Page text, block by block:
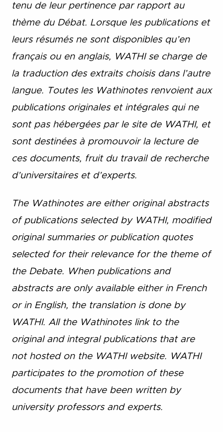
tenu de leur pertinence par rapport au
thème du Débat. Lorsque les publications et
leurs résumés ne sont disponibles qu’en
français ou en anglais, WATHI se charge de
la traduction des extraits choisis dans l’autre
langue. Toutes les Wathinotes renvoient aux
publications originales et intégrales qui ne
sont pas hébergées par le site de WATHI, et
sont destinées à promouvoir la lecture de
ces documents, fruit du travail de recherche
d’universitaires et d’experts.
The Wathinotes are either original abstracts
of publications selected by WATHI, modified
original summaries or publication quotes
selected for their relevance for the theme of
the Debate. When publications and
abstracts are only available either in French
or in English, the translation is done by
WATHI. All the Wathinotes link to the
original and integral publications that are
not hosted on the WATHI website. WATHI
participates to the promotion of these
documents that have been written by
university professors and experts.